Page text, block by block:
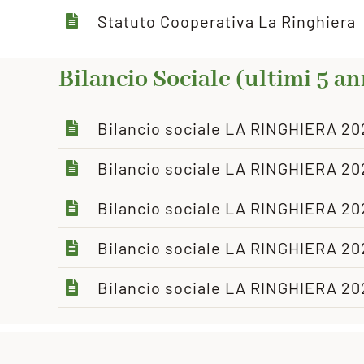
Statuto Cooperativa La Ringhiera
Bilancio Sociale (ultimi 5
Bilancio sociale LA RINGHIERA
Bilancio sociale LA RINGHIERA
Bilancio sociale LA RINGHIERA
Bilancio sociale LA RINGHIERA
Bilancio sociale LA RINGHIERA